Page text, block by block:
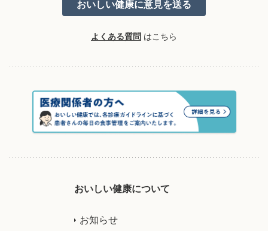
よくある質問 はこちら
おいしい健康について
お知らせ